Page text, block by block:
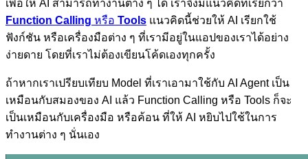
เพื่อให้ AI สามารถทำงานต่าง ๆ ได้ เราจึงมีแนวคิดที่เรียกว่า
Function Calling หรือ Tools แนวคิดนี้ช่วยให้ AI เรียกใช้
ฟังก์ชัน หรือเครื่องมือต่าง ๆ ที่เรามีอยู่ในแอปของเราได้อย่าง
ง่ายดาย โดยที่เราไม่ต้องเขียนโค้ดเองทุกครั้ง
ถ้าหากเราเปรียบเทียบ Model ที่เราเอามาใช้กับ AI Agent เป็น
เหมือนกับสมองของ AI แล้ว Function Calling หรือ Tools ก็จะ
เป็นเหมือนกับเครื่องมือ หรือค้อน ที่ให้ AI หยิบไปใช้ในการ
ทำงานต่าง ๆ นั่นเอง